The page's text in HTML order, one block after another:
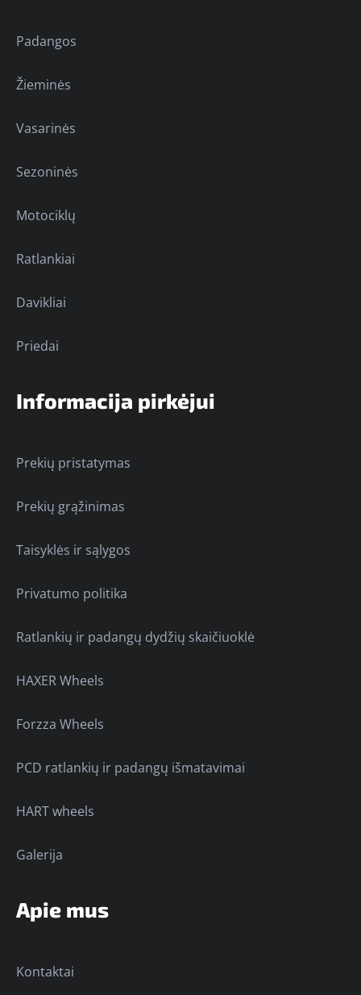
Padangos
Žieminės
Vasarinės
Sezoninės
Motociklų
Ratlankiai
Davikliai
Priedai
Informacija pirkėjui
Prekių pristatymas
Prekių grąžinimas
Taisyklės ir sąlygos
Privatumo politika
Ratlankių ir padangų dydžių skaičiuoklė
HAXER Wheels
Forzza Wheels
PCD ratlankių ir padangų išmatavimai
HART wheels
Galerija
Apie mus
Kontaktai